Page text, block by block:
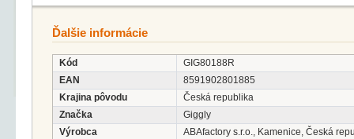
Ďalšie informácie
Kód
GIG80188R
EAN
8591902801885
Krajina pôvodu
Česká republika
Značka
Giggly
Výrobca
ABAfactory s.r.o., Kamenice, Česká